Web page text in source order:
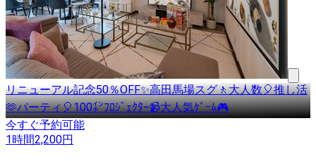
リニューアル記念50％OFF✨高田馬場スグ🚶大人数🎈推し活
🫶パーティ🎈100㌅ﾌﾛｼﾞｪｸﾀｰ📹大人気ｹﾞｰﾑ🎮
今すぐ予約可能
1時間2,200円